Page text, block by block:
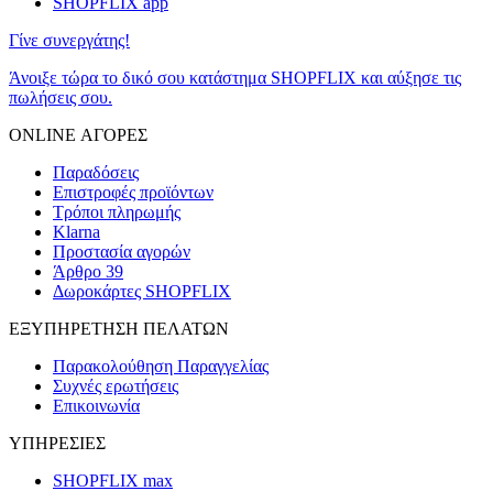
Γίνε συνεργάτης!
Άνοιξε τώρα το δικό σου κατάστημα SHOPFLIX και αύξησε τις
πωλήσεις σου.
ONLINE ΑΓΟΡΕΣ
Παραδόσεις
Επιστροφές προϊόντων
Τρόποι πληρωμής
Klarna
Προστασία αγορών
Άρθρο 39
Δωροκάρτες SHOPFLIX
ΕΞΥΠΗΡΕΤΗΣΗ ΠΕΛΑΤΩΝ
Παρακολούθηση Παραγγελίας
Συχνές ερωτήσεις
Επικοινωνία
ΥΠΗΡΕΣΙΕΣ
SHOPFLIX max